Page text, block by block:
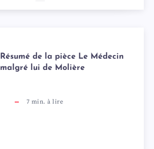
Résumé de la pièce Le Médecin
malgré lui de Molière
7 min. à lire